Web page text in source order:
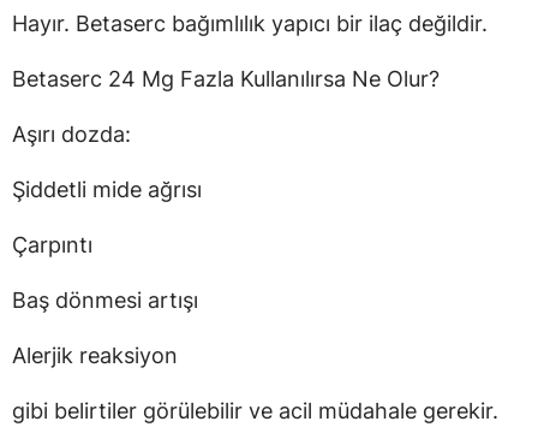
Hayır. Betaserc bağımlılık yapıcı bir ilaç değildir.
Betaserc 24 Mg Fazla Kullanılırsa Ne Olur?
Aşırı dozda:
Şiddetli mide ağrısı
Çarpıntı
Baş dönmesi artışı
Alerjik reaksiyon
gibi belirtiler görülebilir ve acil müdahale gerekir.